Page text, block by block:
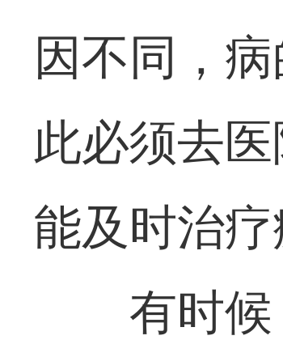
因不同，
此必须去
能及时治疗
有时